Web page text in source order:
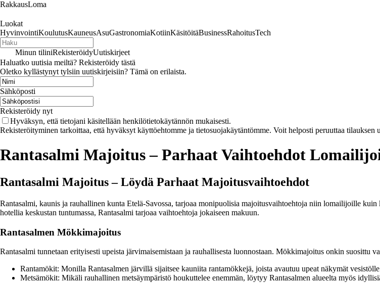
RakkausLoma
Luokat
HyvinvointiKoulutusKauneusAsuGastronomiaKotiinKäsitöitäBusinessRahoitusTech
Minun tiliniRekisteröidyUutiskirjeet
Haluatko uutisia meiltä? Rekisteröidy tästä
Oletko kyllästynyt tylsiin uutiskirjeisiin? Tämä on erilaista.
Sähköposti
Rekisteröidy nyt
Hyväksyn, että tietojani käsitellään henkilötietokäytännön mukaisesti.
Rekisteröityminen tarkoittaa, että hyväksyt käyttöehtomme ja tietosuojakäytäntömme. Voit helposti peruuttaa tilauksen
Rantasalmi Majoitus – Parhaat Vaihtoehdot
Rantasalmi Majoitus – Löydä Parhaat Majoitusvaihtoehdot
Rantasalmi, kaunis ja rauhallinen kunta Etelä-Savossa, tarjoaa monipuolisia majoitusvaihtoehtoja niin lomailijoille
hotellia keskustan tuntumassa, Rantasalmi tarjoaa vaihtoehtoja jokaiseen makuun.
Rantasalmen Mökkimajoitus
Rantasalmi tunnetaan erityisesti upeista järvimaisemistaan ja rauhallisesta luonnostaan. Mökkimajoitus onkin suosittu
Rantamökit: Monilla Rantasalmen järvillä sijaitsee kauniita rantamökkejä, joista avautuu upeat näkymät
Metsämökit: Mikäli rauhallinen metsäympäristö houkuttelee enemmän, löytyy Rantasalmen alueelta myös